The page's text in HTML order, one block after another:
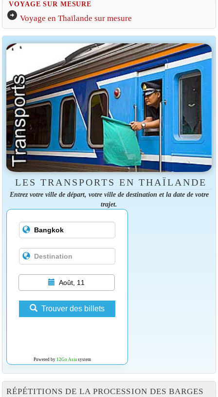
VOYAGE SUR MESURE
arrow_circle_right Voyage en Thaïlande sur mesure
LES TRANSPORTS EN THAÏLANDE
Entrez votre ville de départ, votre ville de destination et la date de votre
trajet.
Août, 11
Trouver des billets
Powered by 12Go Asiasystem
RÉPÉTITIONS DE LA PROCESSION DES BARGES